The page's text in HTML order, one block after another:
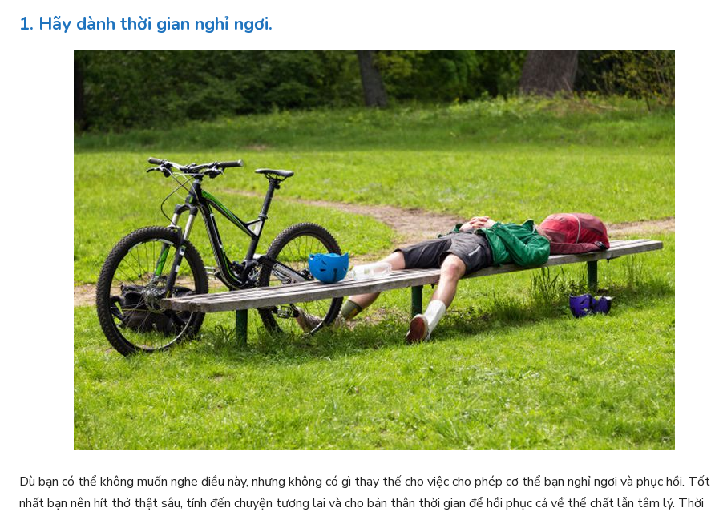
1. Hãy dành thời gian nghỉ ngơi.
Dù bạn có thể không muốn nghe điều này, nhưng không có gì thay thế cho việc cho phép cơ thể bạn nghỉ ngơi và phục hồi. Tốt
nhất bạn nên hít thở thật sâu, tính đến chuyện tương lai và cho bản thân thời gian để hồi phục cả về thể chất lẫn tâm lý. Thời